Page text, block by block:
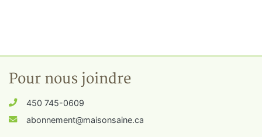
Pour nous joindre
450 745-0609
abonnement@maisonsaine.ca